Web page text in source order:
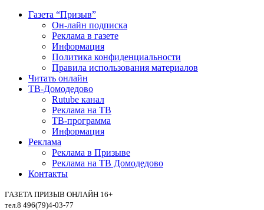
Газета “Призыв”
Он-лайн подписка
Реклама в газете
Информация
Политика конфиденциальности
Правила использования материалов
Читать онлайн
ТВ-Домодедово
Rutube канал
Реклама на ТВ
ТВ-программа
Информация
Реклама
Реклама в Призыве
Реклама на ТВ Домодедово
Контакты
ГАЗЕТА ПРИЗЫВ ОНЛАЙН 16+
тел.8 496(79)4-03-77